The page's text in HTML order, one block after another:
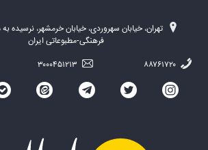
تهران، خیابان سهروردی، خیابان خرمشهر، نرسیده
فرهنگی-مطبوعاتی ایران